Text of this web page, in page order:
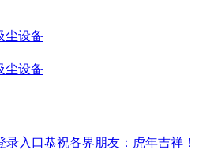
尘设备
尘设备
入口恭祝各界朋友：虎年吉祥！